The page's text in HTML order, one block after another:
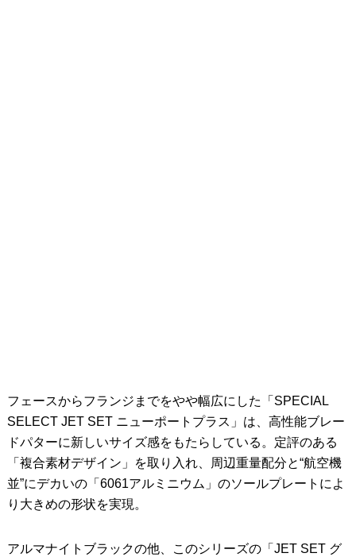
フェースからフランジまでをやや幅広にした「SPECIAL
SELECT JET SET ニューポートプラス」は、高性能ブレー
ドパターに新しいサイズ感をもたらしている。定評のある
「複合素材デザイン」を取り入れ、周辺重量配分と“航空機
並”にデカいの「6061アルミニウム」のソールプレートによ
り大きめの形状を実現。
アルマナイトブラックの他、このシリーズの「JET SET グ